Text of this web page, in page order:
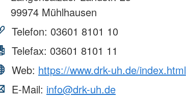
99974 Mühlhausen
Telefon: 03601 8101 10
Telefax: 03601 8101 11
Web: https://www.drk-uh.de/index.html
E-Mail: info@drk-uh.de